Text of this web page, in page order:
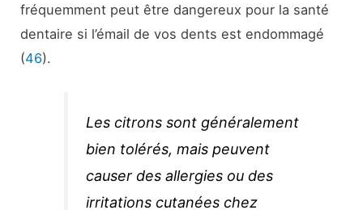
fréquemment peut être dangereux pour la santé
dentaire si l’émail de vos dents est endommagé
(46).
Les citrons sont généralement
bien tolérés, mais peuvent
causer des allergies ou des
irritations cutanées chez